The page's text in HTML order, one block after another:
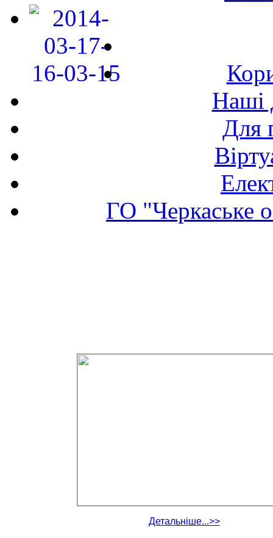
Наші
Для
ГО "Черкаське
Детальніше...>>